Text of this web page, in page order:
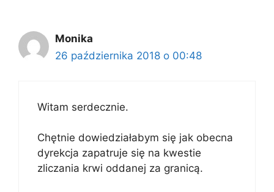
Monika
26 października 2018 o 00:48
Witam serdecznie.
Chętnie dowiedziałabym się jak obecna
dyrekcja zapatruje się na kwestie
zliczania krwi oddanej za granicą.